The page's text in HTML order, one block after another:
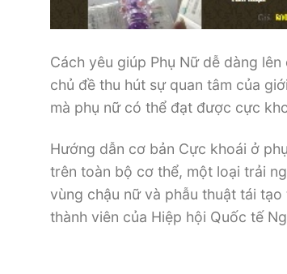
Cách yêu giúp Phụ Nữ dễ dàng
chủ đề thu hút sự quan tâm của
mà phụ nữ có thể đạt được cực
Hướng dẫn cơ bản Cực khoái ở
trên toàn bộ cơ thể, một loại trải
vùng chậu nữ và phẫu thuật tái
thành viên của Hiệp hội Quốc tế